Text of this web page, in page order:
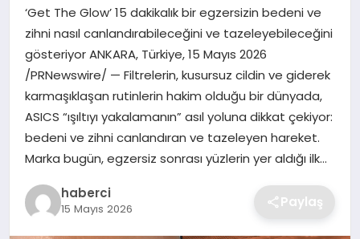
SPOR
TEKNOLOJI
YAŞAM
‘Get The Glow’ 15 dakikalık bir egzersizin bedeni ve
zihni nasıl canlandırabileceğini ve tazeleyebileceğini
gösteriyor ANKARA, Türkiye, 15 Mayıs 2026
/PRNewswire/ — Filtrelerin, kusursuz cildin ve giderek
karmaşıklaşan rutinlerin hakim olduğu bir dünyada,
ASICS “ışıltıyı yakalamanın” asıl yoluna dikkat çekiyor:
bedeni ve zihni canlandıran ve tazeleyen hareket.
Marka bugün, egzersiz sonrası yüzlerin yer aldığı ilk…
haberci
15 Mayıs 2026 Paylaş